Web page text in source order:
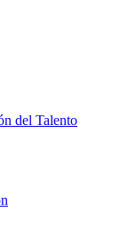
del Talento